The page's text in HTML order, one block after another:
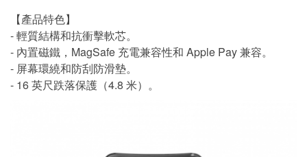
【產品特色】
- 輕質結構和抗衝擊軟芯。
- 內置磁鐵，MagSafe 充電兼容性和 Apple Pay 兼容。
- 屏幕環繞和防刮防滑墊。
- 16 英尺跌落保護（4.8 米）。